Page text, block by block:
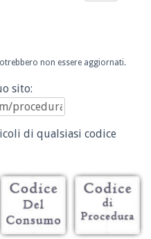
non essere aggiornati.
sito:
di qualsiasi codice